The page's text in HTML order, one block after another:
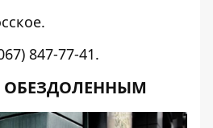
847-77-41.